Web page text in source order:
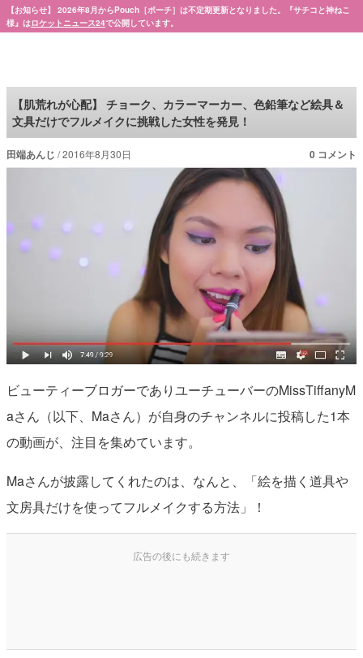
【お知らせ】 2026年8月からPouch［ポーチ］は不定期更新となりました。『サチコと神ねこ
様』はロケットニュース24で公開しています。
【肌荒れが心配】 チョーク、カラーマーカー、色鉛筆など絵具＆
文具だけでフルメイクに挑戦した女性を発見！
田端あんじ 2016年8月30日 0 コメント
ビューティーブロガーでありユーチューバーのMissTiffanyM
aさん（以下、Maさん）が自身のチャンネルに投稿した1本
の動画が、注目を集めています。
Maさんが披露してくれたのは、なんと、「絵を描く道具や
文房具だけを使ってフルメイクする方法」！